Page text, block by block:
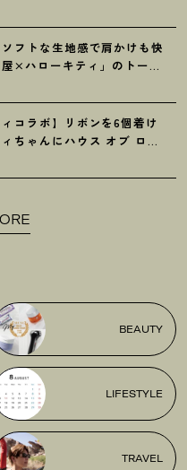
ソフトな生地感で肩かけも快
×ハローキティ」のトート
て最高です
ィコラボ】リボンを6個着け
ちゃんにハウス オブ ロー
BEAUTY
LIFESTYLE
TRAVEL